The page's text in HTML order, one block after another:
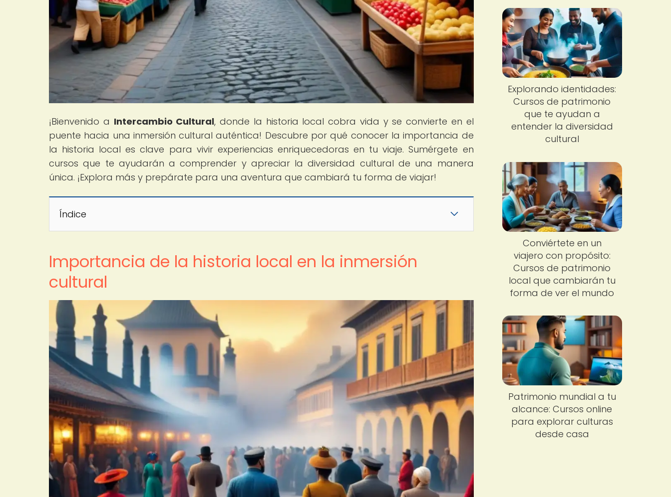
¡Bienvenido a Intercambio Cultural, donde la historia local cobra vida y se convierte en el
puente hacia una inmersión cultural auténtica! Descubre por qué conocer la importancia de
la historia local es clave para vivir experiencias enriquecedoras en tu viaje. Sumérgete en
cursos que te ayudarán a comprender y apreciar la diversidad cultural de una manera
única. ¡Explora más y prepárate para una aventura que cambiará tu forma de viajar!
Índice
Importancia de la historia local en la inmersión
cultural
Explorando identidades:
Cursos de patrimonio
que te ayudan a
entender la diversidad
cultural
Conviértete en un
viajero con propósito:
Cursos de patrimonio
local que cambiarán tu
forma de ver el mundo
Patrimonio mundial a tu
alcance: Cursos online
para explorar culturas
desde casa